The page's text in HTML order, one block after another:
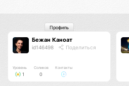
Бежан Каноат
id146498 Поделиться
Уровень
1
Соликов
0
Контакты
Профиль